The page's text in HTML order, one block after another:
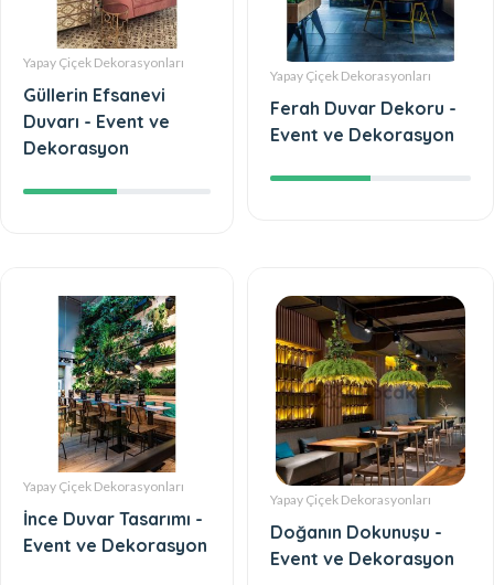
Yapay Çiçek Dekorasyonları
Güllerin Efsanevi
Duvarı - Event ve
Dekorasyon
Yapay Çiçek Dekorasyonları
Ferah Duvar Dekoru -
Event ve Dekorasyon
Yapay Çiçek Dekorasyonları
İnce Duvar Tasarımı -
Event ve Dekorasyon
Yapay Çiçek Dekorasyonları
Doğanın Dokunuşu -
Event ve Dekorasyon